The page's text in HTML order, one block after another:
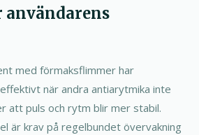
användarens
med förmaksflimmer har
när andra antiarytmika inte
att puls och rytm blir mer stabil.
är krav på regelbundet övervakning